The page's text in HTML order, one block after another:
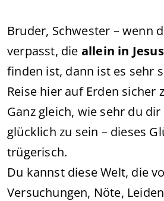
Bruder, Schwester – wenn
verpasst, die allein in
finden ist, dann ist es sehr
Reise hier auf Erden sicher
Ganz gleich, wie sehr du
glücklich zu sein – dieses
trügerisch.
Du kannst diese Welt, die
Versuchungen, Nöte,